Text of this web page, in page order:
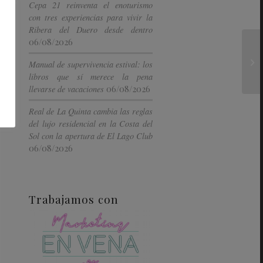
Cepa 21 reinventa el enoturismo
con tres experiencias para vivir la
Ribera del Duero desde dentro
06/08/2026
Manual de supervivencia estival: los
libros que sí merece la pena
llevarse de vacaciones 06/08/2026
Real de La Quinta cambia las reglas
del lujo residencial en la Costa del
Sol con la apertura de El Lago Club
06/08/2026
Trabajamos con